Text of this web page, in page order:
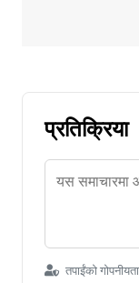
प्रतिक्रिया
तपाईंको